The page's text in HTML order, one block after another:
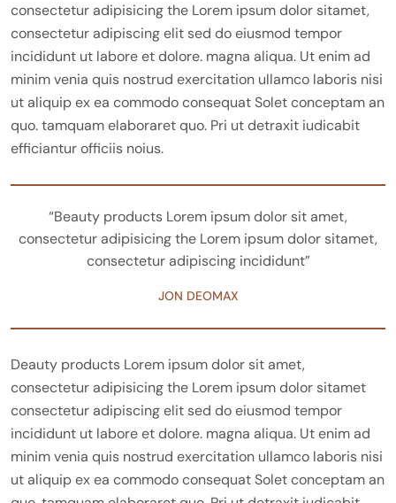
consectetur adipisicing the Lorem ipsum dolor sitamet,
consectetur adipiscing elit sed do eiusmod tempor
incididunt ut labore et dolore. magna aliqua. Ut enim ad
minim venia quis nostrud exercitation ullamco laboris nisi
ut aliquip ex ea commodo consequat Solet conceptam an
quo. tamquam elaboraret quo. Pri ut detraxit iudicabit
efficiantur officiis noius.
“Beauty products Lorem ipsum dolor sit amet,
consectetur adipisicing the Lorem ipsum dolor sitamet,
consectetur adipiscing incididunt”
JON DEOMAX
Deauty products Lorem ipsum dolor sit amet,
consectetur adipisicing the Lorem ipsum dolor sitamet
consectetur adipiscing elit sed do eiusmod tempor
incididunt ut labore et dolore. magna aliqua. Ut enim ad
minim venia quis nostrud exercitation ullamco laboris nisi
ut aliquip ex ea commodo consequat Solet conceptam an